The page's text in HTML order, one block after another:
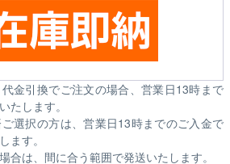
金引換でご注文の場合、営業日13時まで
たします。
選択の方は、営業日13時までのご入金で
ます。
合は、間に合う範囲で発送いたします。